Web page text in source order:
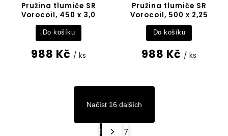
Pružina tlumiče SR
Vorocoil, 450 x 3,0
988 Kč / ks
Do košíku
Pružina tlumiče SR
Vorocoil, 500 x 2,25
988 Kč / ks
Do košíku
Načíst 16 dalších
1
7